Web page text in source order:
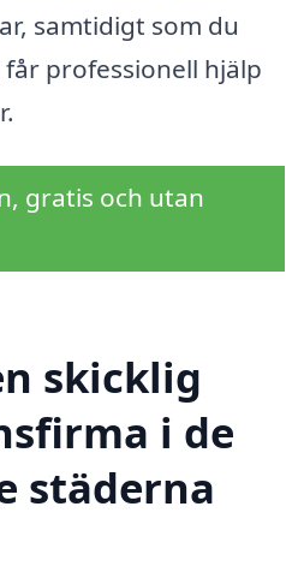
samtidigt som du
professionell hjälp
gratis och utan
skicklig
i de
städerna